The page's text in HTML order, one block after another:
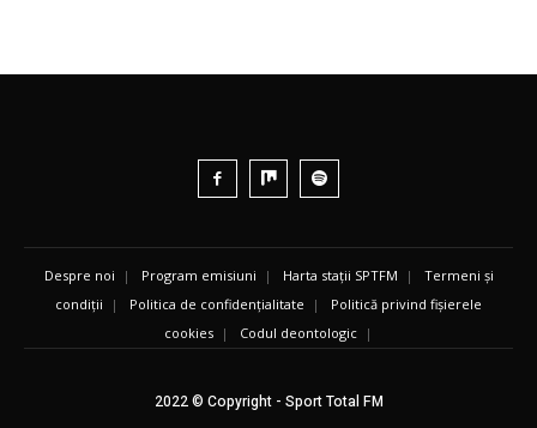
Despre noi | Program emisiuni | Harta stații SPTFM | Termeni și
condiții | Politica de confidențialitate | Politică privind fișierele
cookies | Codul deontologic |
2022 © Copyright - Sport Total FM